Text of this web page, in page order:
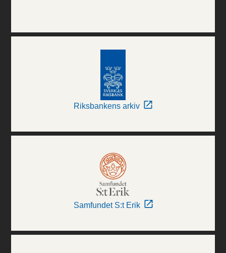
Riksbankens arkiv
Samfundet S:t Erik